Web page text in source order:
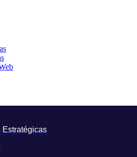
Estratégicas